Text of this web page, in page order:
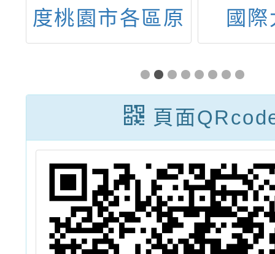
度桃園市各區原
住民族豐年祭暨
歲時祭儀活動」
國
(ISS)
驗提
頁面